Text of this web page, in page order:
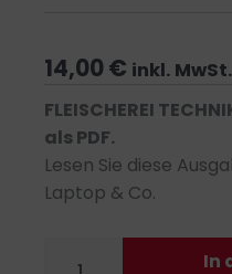
14,00€ inkl. MwSt.
FLEISCHEREI
als PDF.
Lesen Sie diese
Laptop & Co.
In